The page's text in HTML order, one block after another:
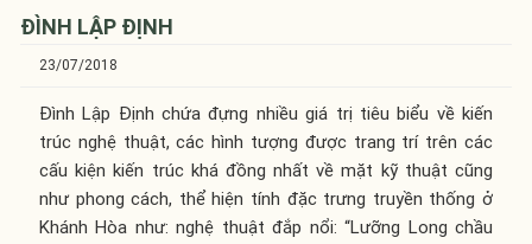
ĐÌNH LẬP ĐỊNH
23/07/2018
Đình Lập Định chứa đựng nhiều giá trị tiêu biểu về kiến
trúc nghệ thuật, các hình tượng được trang trí trên các
cấu kiện kiến trúc khá đồng nhất về mặt kỹ thuật cũng
như phong cách, thể hiện tính đặc trưng truyền thống ở
Khánh Hòa như: nghệ thuật đắp nổi: “Lưỡng Long chầu